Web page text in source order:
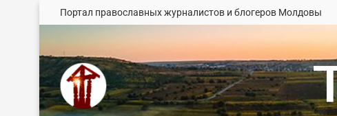
Портал православных журналистов и блогеров Молдовы